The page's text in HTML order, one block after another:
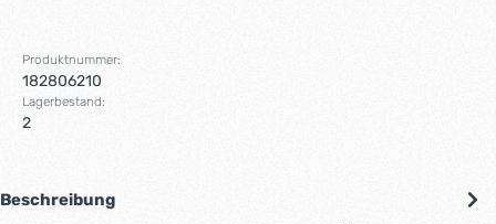
Produktnummer:
182806210
Lagerbestand:
2
Beschreibung